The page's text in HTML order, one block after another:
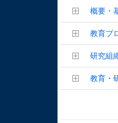
概要・
教育プ
研究組
教育・